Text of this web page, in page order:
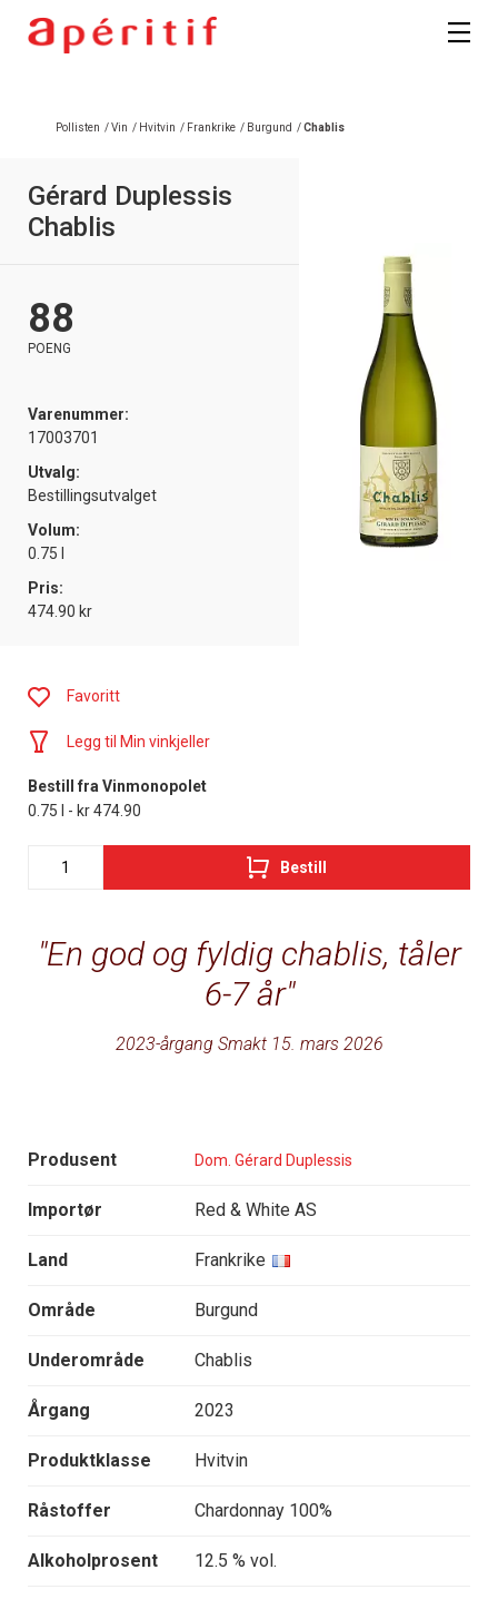
Pollisten /Vin / Hvitvin / Frankrike / Burgund /Chablis
Gérard Duplessis
Chablis
88
POENG
Varenummer:
17003701
Utvalg:
Bestillingsutvalget
Volum:
0.75 l
Pris:
474.90 kr
En god og fyldig chablis, tåler
6-7 år
2023-årgang Smakt 15. mars 2026
Produsent Dom. Gérard Duplessis
Importør Red & White AS
Land Frankrike
Område Burgund
Underområde Chablis
Årgang 2023
Produktklasse Hvitvin
Råstoffer Chardonnay 100%
Alkoholprosent 12.5 % vol.
Favoritt
Legg til Min vinkjeller
Bestill fra Vinmonopolet
0.75 l - kr 474.90
Bestill